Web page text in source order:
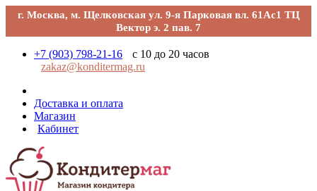
г. Москва, м. Щелковская ул. 9-я Парковая вл. 61Ас1 ТЦ
Вектор э. 2 пав. 7
+7 (903) 798-21-16
с 10 до 20 часов
zakaz@konditermag.ru
Доставка и оплата
Магазин
Кабинет